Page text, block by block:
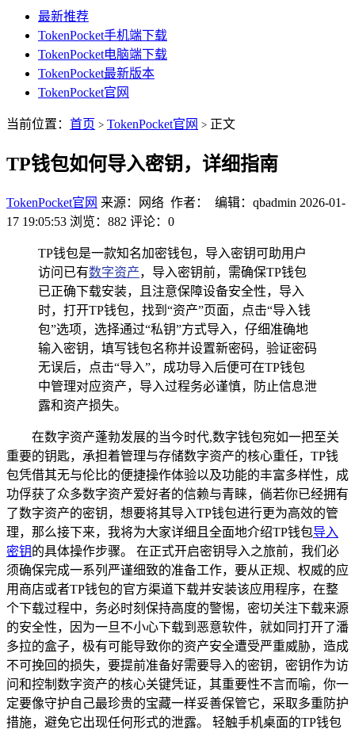
最新推荐
TokenPocket手机端下载
TokenPocket电脑端下载
TokenPocket最新版本
TokenPocket官网
当前位置： 首页 > TokenPocket官网 > 正文
TP钱包如何导入密钥，详细指南
TokenPocket官网 来源：网络 作者： 编辑：qbadmin 2026-01-
17 19:05:53 浏览：882 评论：0
TP钱包是一款知名加密钱包，导入密钥可助用户
访问已有数字资产，导入密钥前，需确保TP钱包
已正确下载安装，且注意保障设备安全性，导入
时，打开TP钱包，找到“资产”页面，点击“导入钱
包”选项，选择通过“私钥”方式导入，仔细准确地
输入密钥，填写钱包名称并设置新密码，验证密码
无误后，点击“导入”，成功导入后便可在TP钱包
中管理对应资产，导入过程务必谨慎，防止信息泄
露和资产损失。
在数字资产蓬勃发展的当今时代,数字钱包宛如一把至关
重要的钥匙，承担着管理与存储数字资产的核心重任，TP钱
包凭借其无与伦比的便捷操作体验以及功能的丰富多样性，成
功俘获了众多数字资产爱好者的信赖与青睐，倘若你已经拥有
了数字资产的密钥，想要将其导入TP钱包进行更为高效的管
理，那么接下来，我将为大家详细且全面地介绍TP钱包导入
密钥的具体操作步骤。 在正式开启密钥导入之旅前，我们必
须确保完成一系列严谨细致的准备工作，要从正规、权威的应
用商店或者TP钱包的官方渠道下载并安装该应用程序，在整
个下载过程中，务必时刻保持高度的警惕，密切关注下载来源
的安全性，因为一旦不小心下载到恶意软件，就如同打开了潘
多拉的盒子，极有可能导致你的资产安全遭受严重威胁，造成
不可挽回的损失，要提前准备好需要导入的密钥，密钥作为访
问和控制数字资产的核心关键凭证，其重要性不言而喻，你一
定要像守护自己最珍贵的宝藏一样妥善保管它，采取多重防护
措施，避免它出现任何形式的泄露。 轻触手机桌面的TP钱包